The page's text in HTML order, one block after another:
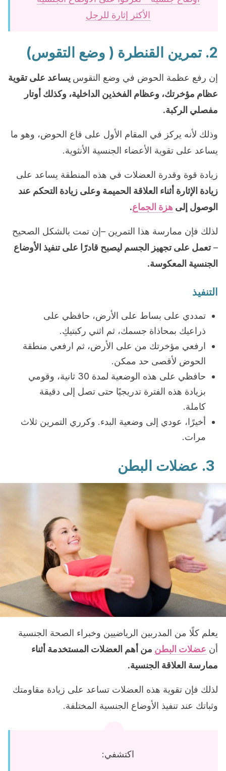
الأكثر إثارة للرجل
2. تمرين القنطرة ( وضع التقوس)
إن رفع عظمة الحوض في وضع التقوس يساعد على تقوية
عظام مؤخرتك، وعظام الفخذين الداخلية، وكذلك أوتار
مفصلي الركبة.
وذلك لأنه يركز في المقام الأول على قاع الحوض، وهو ما
يساعد على تقوية الأعضاء الجنسية الأنثوية.
زيادة قوة وقدرة العضلات في هذه المنطقة يساعد على
زيادة الإثارة أثناء العلاقة الحميمة وعلى زيادة التحكم عند
الوصول إلى هزة الجماع.
لذلك فإن ممارسة هذا التمرين –إن تمت بالشكل الصحيح
–تعمل على تجهيز الجسم ليصبح قادرًا على تنفيذ الأوضاع
الجنسية المعكوسة.
التنفيذ
تمددي على بساط على الأرض، حافظي على
ذراعيك بمحاذاة جسمك، ثم اثني ركبتيكِ.
ارفعي مؤخرتك من على الأرض، ثم ارفعي منطقة
الحوض لأقصى حد ممكن.
حافظي على هذه الوضعية لمدة 30 ثانية، وقومي
بزيادة هذه الفترة تدريجيًا حتى تصل إلى دقيقة
كاملة.
أخيرًا، عودي إلى وضعية البدء. وكرري التمرين ثلاث
مرات.
عضلات البطن
يعلم كلًا من المدربين الرياضيين وخبراء الصحة الجنسية
أن عضلات البطن من أهم العضلات المستخدمة أثناء
ممارسة العلاقة الجنسية.
لذلك فإن تقوية هذه العضلات تساعد على زيادة مقاومتك
وثباتك عند تنفيذ الأوضاع الجنسية المختلفة.
اكتشفي: